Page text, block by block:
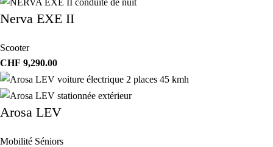
Nerva EXE II
Scooter
CHF 9,290.00
Arosa LEV
Mobilité Séniors